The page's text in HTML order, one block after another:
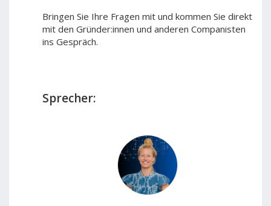
Bringen Sie Ihre Fragen mit und kommen Sie direkt
mit den Gründer:innen und anderen Companisten
ins Gespräch.
Sprecher: